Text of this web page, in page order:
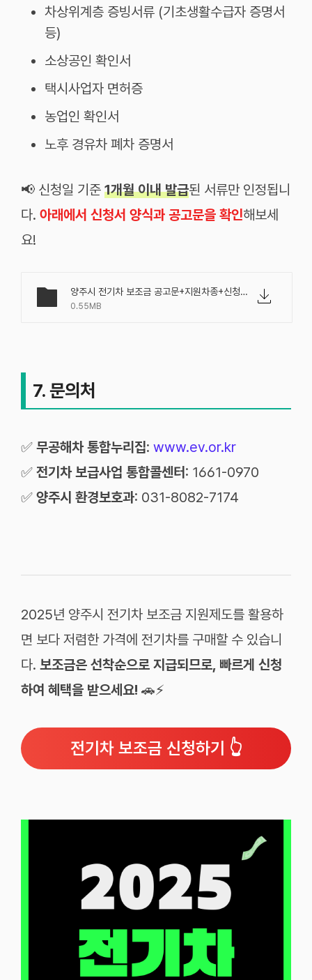
차상위계층 증빙서류 (기초생활수급자 증명서
등)
소상공인 확인서
택시사업자 면허증
농업인 확인서
노후 경유차 폐차 증명서
📢 신청일 기준 1개월 이내 발급된 서류만 인정됩니
다. 아래에서 신청서 양식과 공고문을 확인해보세
요!
양주시 전기차 보조금 공고문+지원차종+신청서양식.pdf
0.55MB
7. 문의처
✅ 무공해차 통합누리집: www.ev.or.kr
✅ 전기차 보급사업 통합콜센터 : 1661-0970
✅ 양주시 환경보호과: 031-8082-7174
2025년 양주시 전기차 보조금 지원제도를 활용하
면 보다 저렴한 가격에 전기차를 구매할 수 있습니
다. 보조금은 선착순으로 지급되므로, 빠르게 신청
하여 혜택을 받으세요! 🚗⚡
전기차 보조금 신청하기 👆